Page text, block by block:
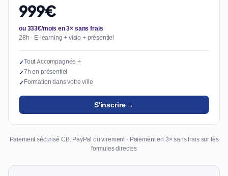
999€
ou 333€/mois en 3× sans frais
28h · E-learning + visio + présentiel
✓Tout Accompagnée +
✓7h en présentiel
✓Formation dans votre ville
S'inscrire →
Paiement sécurisé CB, PayPal ou virement · Paiement en 3× sans frais sur les
formules directes